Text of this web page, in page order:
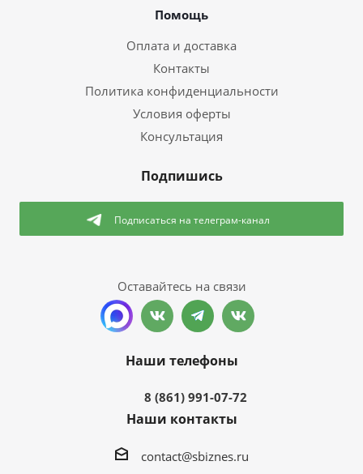
Помощь
Оплата и доставка
Контакты
Политика конфиденциальности
Условия оферты
Консультация
Подпишись
Подписаться на телеграм-канал
Оставайтесь на связи
Наши телефоны
8 (861) 991-07-72
Наши контакты
contact@sbiznes.ru